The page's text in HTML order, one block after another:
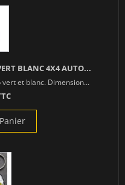
BLANC 4X4 AUTO...
et blanc. Dimension...